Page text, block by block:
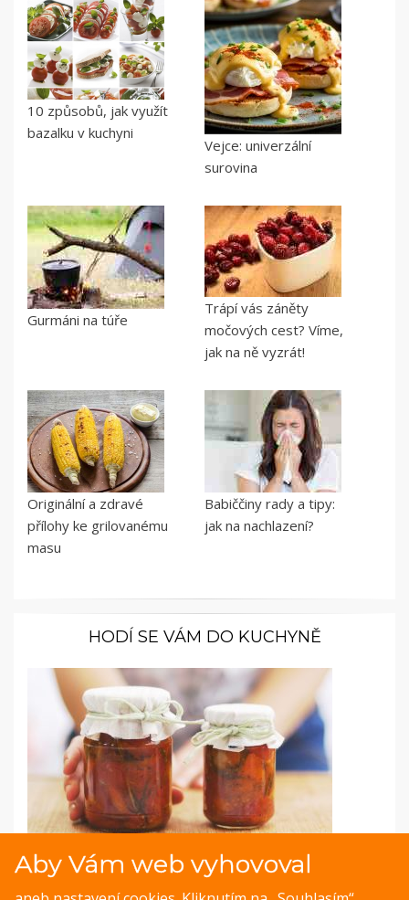
10 způsobů, jak využít
bazalku v kuchyni
Vejce: univerzální
surovina
Gurmáni na túře
Trápí vás záněty
močových cest? Víme,
jak na ně vyzrát!
Originální a zdravé
přílohy ke grilovanému
masu
Babiččiny rady a tipy:
jak na nachlazení?
HODÍ SE VÁM DO KUCHYNĚ
Fotopostup: Pečená rajčata s rozmarýnem
Aby Vám web vyhovoval